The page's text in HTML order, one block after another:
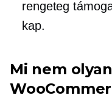
rengeteg
kap.
Mi nem